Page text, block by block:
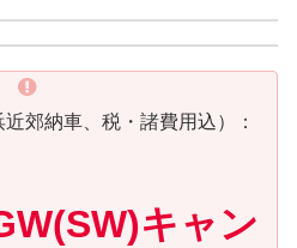
郊納車、税・諸費用込）：
キャン